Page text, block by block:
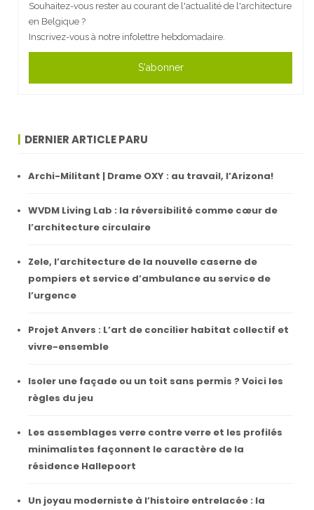
Souhaitez-vous rester au courant de l'actualité de l'architecture
en Belgique ?
Inscrivez-vous à notre infolettre hebdomadaire.
S'abonner
DERNIER ARTICLE PARU
Archi-Militant | Drame OXY : au travail, l’Arizona!
WVDM Living Lab : la réversibilité comme cœur de
l’architecture circulaire
Zele, l’architecture de la nouvelle caserne de
pompiers et service d’ambulance au service de
l’urgence
Projet Anvers : L’art de concilier habitat collectif et
vivre-ensemble
Isoler une façade ou un toit sans permis ? Voici les
règles du jeu
Les assemblages verre contre verre et les profilés
minimalistes façonnent le caractère de la
résidence Hallepoort
Un joyau moderniste à l’histoire entrelacée : la